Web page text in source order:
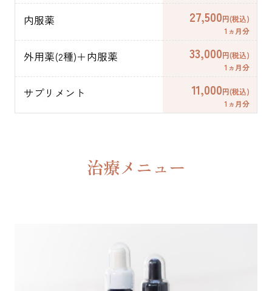
内服薬 27,500円(税込)
1ヵ月分
外用薬(2種)＋内服薬 33,000円(税込)
1ヵ月分
サプリメント 11,000円(税込)
1ヵ月分
治療メニュー